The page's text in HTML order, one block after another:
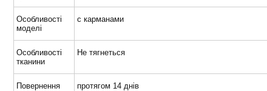
Особливості
моделі
с карманами
Особливості
тканини
Не тягнеться
Повернення протягом 14 днів